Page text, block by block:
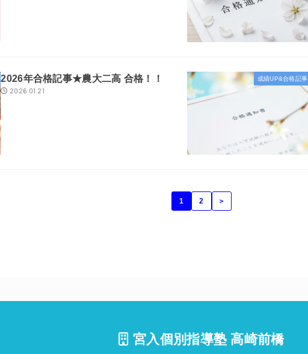
2026年合格記事★農大二高 合格！！
2026.01.21
成績UP&合格記事
1 2 ＞
宮入個別指導塾 高崎前橋